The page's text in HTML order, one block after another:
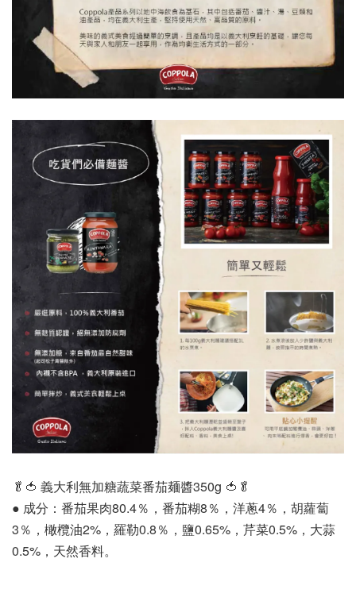
🥬🍅 義大利無加糖蔬菜番茄麺醬350g 🍅🥬
● 成分：番茄果肉80.4％，番茄糊8％，洋蔥4％，胡蘿蔔
3％，橄欖油2%，羅勒0.8％，鹽0.65%，芹菜0.5%，大蒜
0.5%，天然香料。